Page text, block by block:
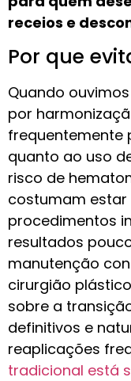
receios e
Por que
Quando
por
frequentemente
quanto ao uso
risco de
costumam estar
procedimentos
resultados
manutenção
cirurgião
sobre a
definitivos e
reaplicações
tradicional está